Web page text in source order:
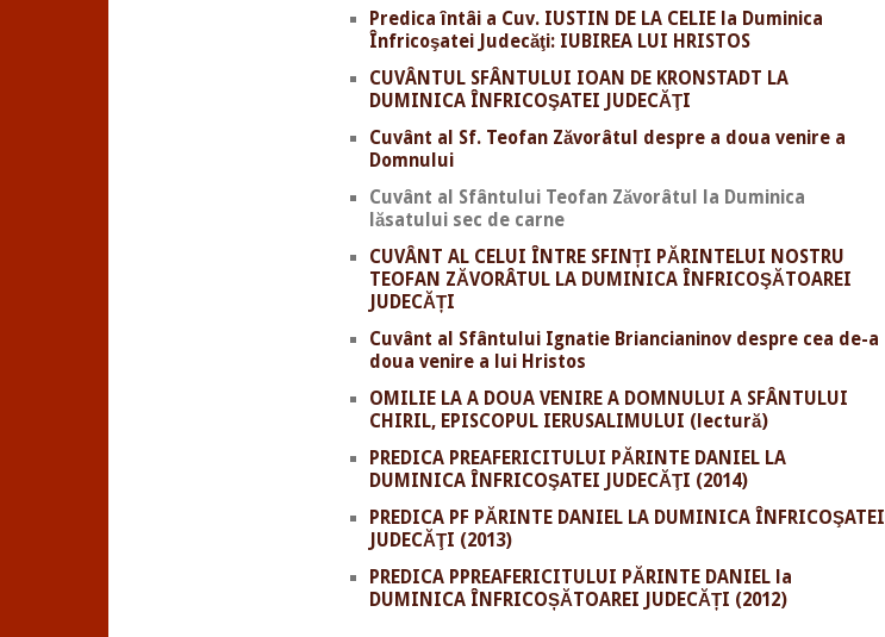
Predica întâi a Cuv. IUSTIN DE LA CELIE la Duminica
Înfricoşatei Judecăţi: IUBIREA LUI HRISTOS
CUVÂNTUL SFÂNTULUI IOAN DE KRONSTADT LA
DUMINICA ÎNFRICOŞATEI JUDECĂŢI
Cuvânt al Sf. Teofan Zăvorâtul despre a doua venire a
Domnului
Cuvânt al Sfântului Teofan Zăvorâtul la Duminica
lăsatului sec de carne
CUVÂNT AL CELUI ÎNTRE SFINȚI PĂRINTELUI NOSTRU
TEOFAN ZĂVORÂTUL LA DUMINICA ÎNFRICOŞĂTOAREI
JUDECĂȚI
Cuvânt al Sfântului Ignatie Briancianinov despre cea de-a
doua venire a lui Hristos
OMILIE LA A DOUA VENIRE A DOMNULUI A SFÂNTULUI
CHIRIL, EPISCOPUL IERUSALIMULUI (lectură)
PREDICA PREAFERICITULUI PĂRINTE DANIEL LA
DUMINICA ÎNFRICOŞATEI JUDECĂŢI (2014)
PREDICA PF PĂRINTE DANIEL LA DUMINICA ÎNFRICOŞATEI
JUDECĂŢI (2013)
PREDICA PPREAFERICITULUI PĂRINTE DANIEL la
DUMINICA ÎNFRICOȘĂTOAREI JUDECĂȚI (2012)